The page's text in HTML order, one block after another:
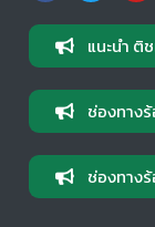
แนะนำ ติ
ช่องทาง
ช่องทาง